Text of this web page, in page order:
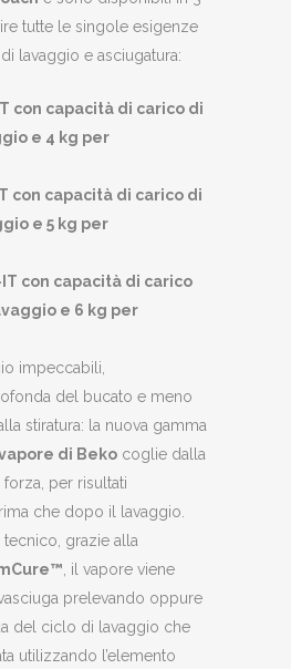
tutte le singole esigenze
lavaggio e asciugatura:
con capacità di carico di
e 4 kg per
con capacità di carico di
e 5 kg per
IT con capacità di carico
e 6 kg per
impeccabili,
del bucato e meno
stiratura: la nuova gamma
di Beko coglie dalla
forza, per risultati
che dopo il lavaggio.
tecnico, grazie alla
, il vapore viene
prelevando oppure
del ciclo di lavaggio che
utilizzando l’elemento